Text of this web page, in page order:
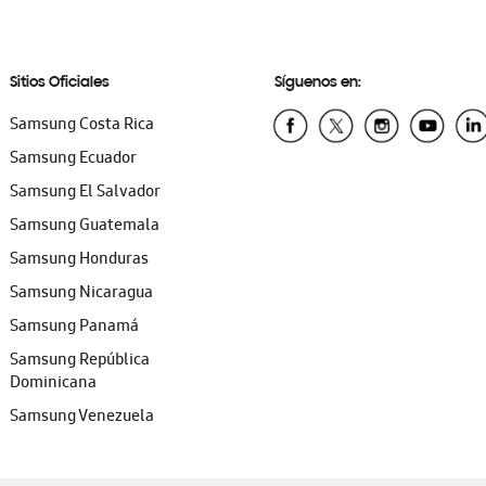
Sitios Oficiales
Samsung Costa Rica
Samsung Ecuador
Samsung El Salvador
Samsung Guatemala
Samsung Honduras
Samsung Nicaragua
Samsung Panamá
Samsung República
Dominicana
Samsung Venezuela
Síguenos en: